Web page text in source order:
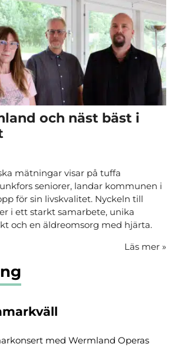
och näst bäst i
mätningar visar på tuffa
seniorer, landar kommunen i
för sin livskvalitet. Nyckeln till
i ett starkt samarbete, unika
och en äldreomsorg med hjärta.
Läs mer »
med Wermland Operas